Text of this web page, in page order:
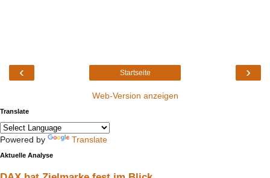
‹ ›
Startseite
Web-Version anzeigen
Translate
Powered by Translate
Aktuelle Analyse